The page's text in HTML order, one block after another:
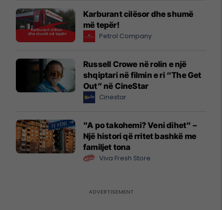
Karburant cilësor dhe shumë
më tepër!
Petrol Company
Russell Crowe në rolin e një
shqiptari në filmin e ri “The Get
Out” në CineStar
Cinestar
"A po takohemi? Veni dihet" –
Një histori që rritet bashkë me
familjet tona
Viva Fresh Store